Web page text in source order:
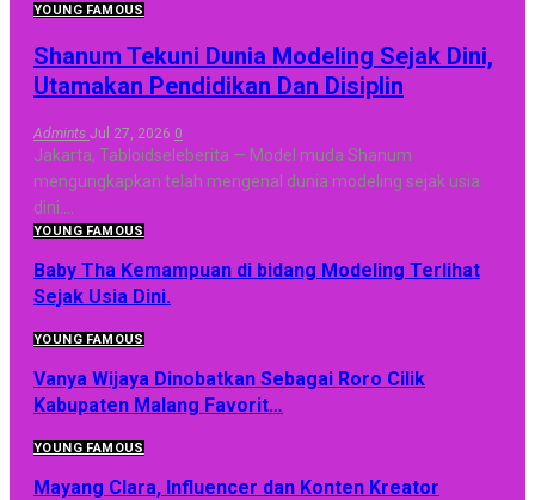
YOUNG FAMOUS
Shanum Tekuni Dunia Modeling Sejak Dini,
Utamakan Pendidikan Dan Disiplin
Admints Jul 27, 2026 0
Jakarta, Tabloidseleberita — Model muda Shanum
mengungkapkan telah mengenal dunia modeling sejak usia
dini.
YOUNG FAMOUS
Baby Tha Kemampuan di bidang Modeling Terlihat
Sejak Usia Dini.
YOUNG FAMOUS
Vanya Wijaya Dinobatkan Sebagai Roro Cilik
Kabupaten Malang Favorit…
YOUNG FAMOUS
Mayang Clara, Influencer dan Konten Kreator